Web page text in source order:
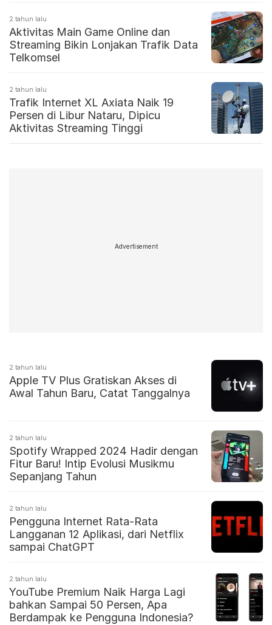
2 tahun lalu
Aktivitas Main Game Online dan
Streaming Bikin Lonjakan Trafik Data
Telkomsel
2 tahun lalu
Trafik Internet XL Axiata Naik 19
Persen di Libur Nataru, Dipicu
Aktivitas Streaming Tinggi
Advertisement
2 tahun lalu
Apple TV Plus Gratiskan Akses di
Awal Tahun Baru, Catat Tanggalnya
2 tahun lalu
Spotify Wrapped 2024 Hadir dengan
Fitur Baru! Intip Evolusi Musikmu
Sepanjang Tahun
2 tahun lalu
Pengguna Internet Rata-Rata
Langganan 12 Aplikasi, dari Netflix
sampai ChatGPT
2 tahun lalu
YouTube Premium Naik Harga Lagi
bahkan Sampai 50 Persen, Apa
Berdampak ke Pengguna Indonesia?